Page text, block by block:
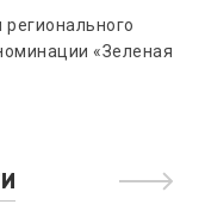
своей продукции,